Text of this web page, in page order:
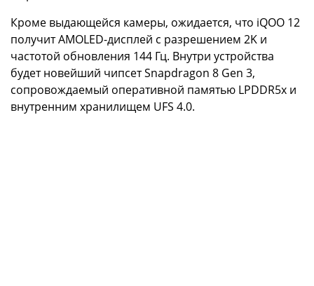
Кроме выдающейся камеры, ожидается, что iQOO 12
получит AMOLED-дисплей с разрешением 2K и
частотой обновления 144 Гц. Внутри устройства
будет новейший чипсет Snapdragon 8 Gen 3,
сопровождаемый оперативной памятью LPDDR5x и
внутренним хранилищем UFS 4.0.